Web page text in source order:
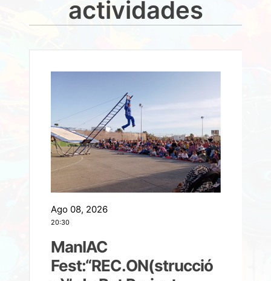
actividades
Ago 08, 2026
20:30
ManIAC
Fest:“REC.ON(strucció